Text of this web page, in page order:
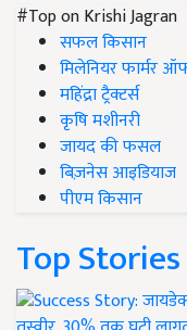
#Top on Krishi Jagran
सफल किसान
मिलेनियर फार्मर
महिंद्रा ट्रैक्टर्स
कृषि मशीनरी
जायद की फसल
बिज़नेस आइडियाज
पीएम किसान
Top Stories